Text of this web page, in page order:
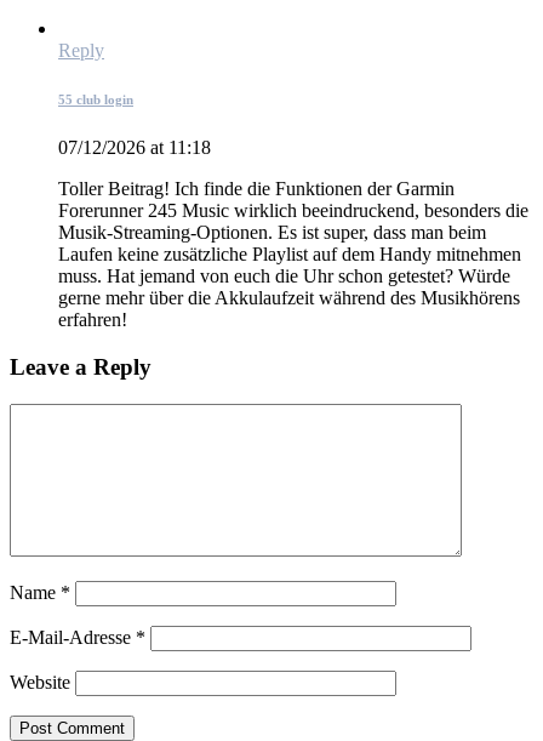
Reply
55 club login
07/12/2026 at 11:18
Toller Beitrag! Ich finde die Funktionen der Garmin
Forerunner 245 Music wirklich beeindruckend, besonders die
Musik-Streaming-Optionen. Es ist super, dass man beim
Laufen keine zusätzliche Playlist auf dem Handy mitnehmen
muss. Hat jemand von euch die Uhr schon getestet? Würde
gerne mehr über die Akkulaufzeit während des Musikhörens
erfahren!
Leave a Reply
Name *
E-Mail-Adresse *
Website